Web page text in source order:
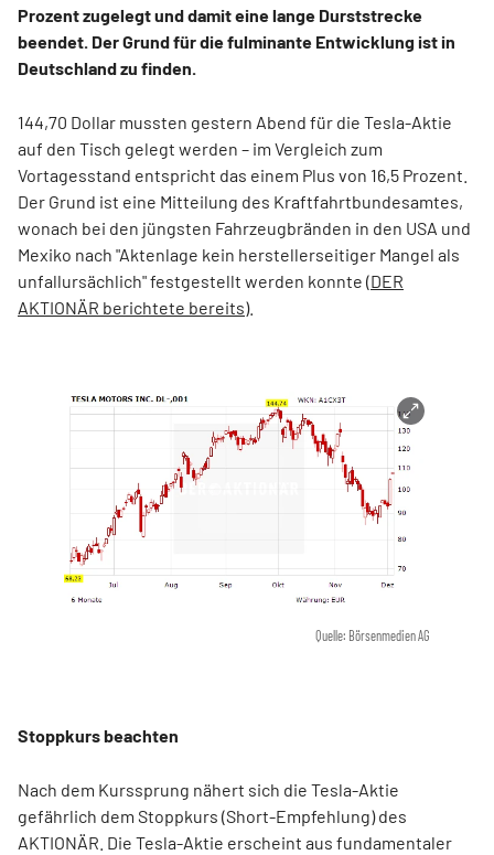
Prozent zugelegt und damit eine lange Durststrecke
beendet. Der Grund für die fulminante Entwicklung ist in
Deutschland zu finden.
144,70 Dollar mussten gestern Abend für die Tesla-Aktie
auf den Tisch gelegt werden – im Vergleich zum
Vortagesstand entspricht das einem Plus von 16,5 Prozent.
Der Grund ist eine Mitteilung des Kraftfahrtbundesamtes,
wonach bei den jüngsten Fahrzeugbränden in den USA und
Mexiko nach "Aktenlage kein herstellerseitiger Mangel als
unfallursächlich" festgestellt werden konnte (DER
AKTIONÄR berichtete bereits).
Quelle: Börsenmedien AG
Stoppkurs beachten
Nach dem Kurssprung nähert sich die Tesla-Aktie
gefährlich dem Stoppkurs (Short-Empfehlung) des
AKTIONÄR. Die Tesla-Aktie erscheint aus fundamentaler